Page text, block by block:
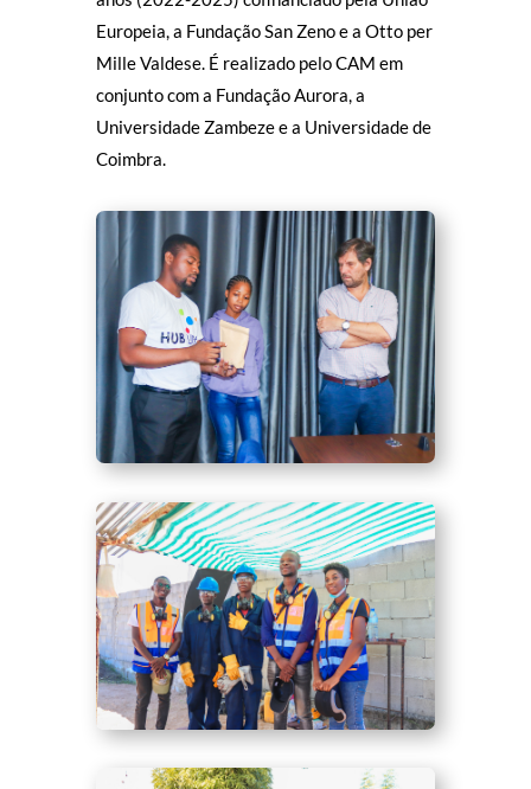
Europeia, a Fundação San Zeno e a Otto per
Mille Valdese. É realizado pelo CAM em
conjunto com a Fundação Aurora, a
Universidade Zambeze e a Universidade de
Coimbra.